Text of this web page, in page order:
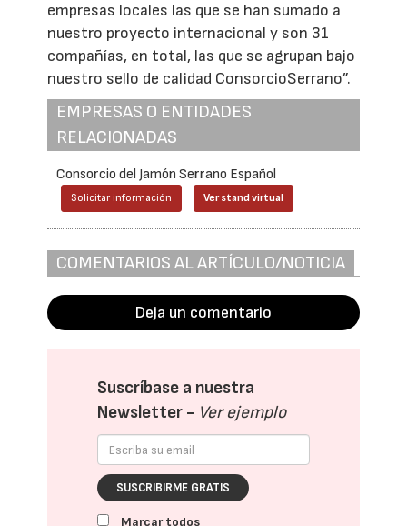
empresas locales las que se han sumado a
nuestro proyecto internacional y son 31
compañías, en total, las que se agrupan bajo
nuestro sello de calidad ConsorcioSerrano”.
EMPRESAS O ENTIDADES
RELACIONADAS
Consorcio del Jamón Serrano Español
Solicitar información Ver stand virtual
COMENTARIOS AL ARTÍCULO/NOTICIA
Deja un comentario
Suscríbase a nuestra
Newsletter - Ver ejemplo
SUSCRIBIRME GRATIS
Marcar todos